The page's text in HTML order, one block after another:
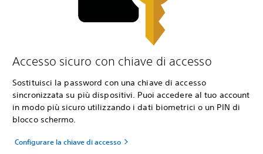
Accesso sicuro con chiave di accesso
Sostituisci la password con una chiave di accesso
sincronizzata su più dispositivi. Puoi accedere al tuo account
in modo più sicuro utilizzando i dati biometrici o un PIN di
blocco schermo.
Configurare la chiave di accesso